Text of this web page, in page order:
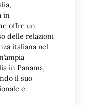
in
offre un
delle relazioni
italiana nel
in Panama,
il suo
e